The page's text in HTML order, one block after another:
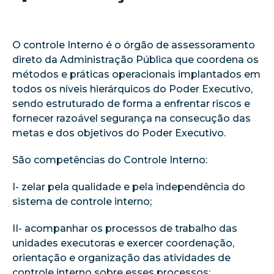
O controle Interno é o órgão de assessoramento
direto da Administração Pública que coordena os
métodos e práticas operacionais implantados em
todos os níveis hierárquicos do Poder Executivo,
sendo estruturado de forma a enfrentar riscos e
fornecer razoável segurança na consecução das
metas e dos objetivos do Poder Executivo.
São competências do Controle Interno:
I- zelar pela qualidade e pela independência do
sistema de controle interno;
II- acompanhar os processos de trabalho das
unidades executoras e exercer coordenação,
orientação e organização das atividades de